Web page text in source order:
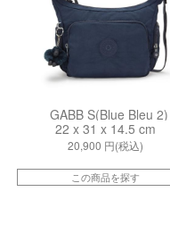
GABB S(Blue Bleu 2)
22 x 31 x 14.5 cm
20,900 円(税込)
この商品を探す